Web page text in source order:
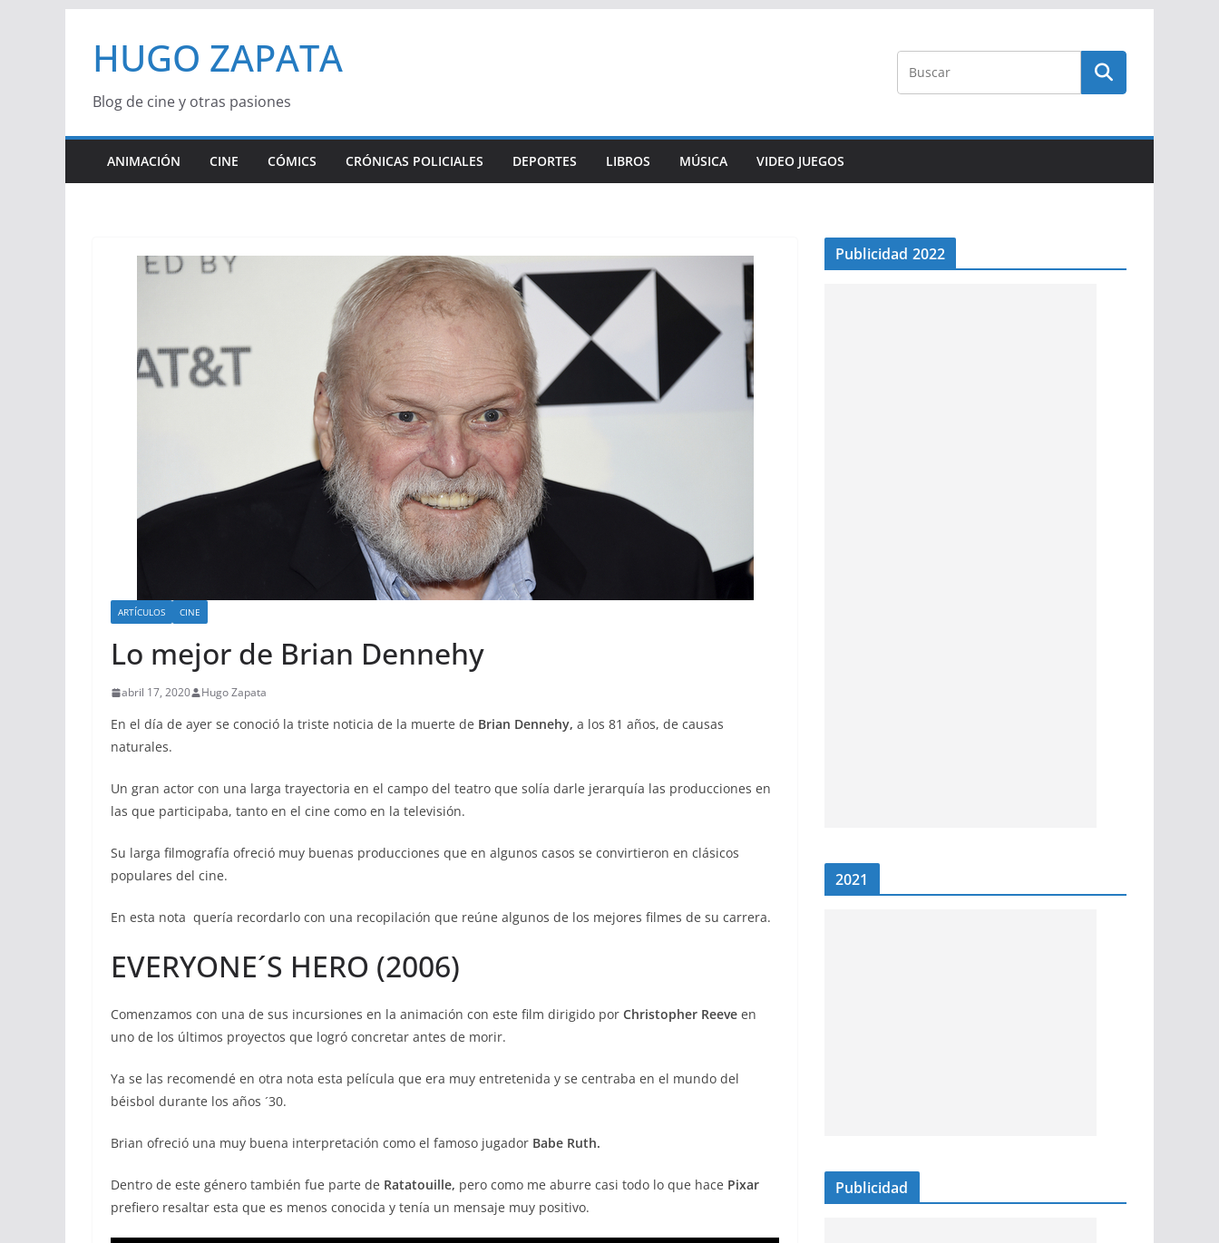
contenido
HUGO ZAPATA
Blog de cine y otras pasiones
ANIMACIÓN CINE CÓMICS CRÓNICAS POLICIALES DEPORTES LIBROS MÚSICA VIDEO JUEGOS
ARTÍCULOS CINE
Lo mejor de Brian Dennehy
abril 17, 2020 Hugo Zapata
En el día de ayer se conoció la triste noticia de la muerte de Brian Dennehy, a los 81 años, de causas
naturales.
Un gran actor con una larga trayectoria en el campo del teatro que solía darle jerarquía las producciones en
las que participaba, tanto en el cine como en la televisión.
Su larga filmografía ofreció muy buenas producciones que en algunos casos se convirtieron en clásicos
populares del cine.
En esta nota quería recordarlo con una recopilación que reúne algunos de los mejores filmes de su carrera.
EVERYONE´S HERO (2006)
Comenzamos con una de sus incursiones en la animación con este film dirigido por Christopher Reeve en
uno de los últimos proyectos que logró concretar antes de morir.
Ya se las recomendé en otra nota esta película que era muy entretenida y se centraba en el mundo del
béisbol durante los años ´30.
Brian ofreció una muy buena interpretación como el famoso jugador Babe Ruth.
Dentro de este género también fue parte de Ratatouille, pero como me aburre casi todo lo que hace Pixar
prefiero resaltar esta que es menos conocida y tenía un mensaje muy positivo.
Publicidad 2022
2021
Publicidad